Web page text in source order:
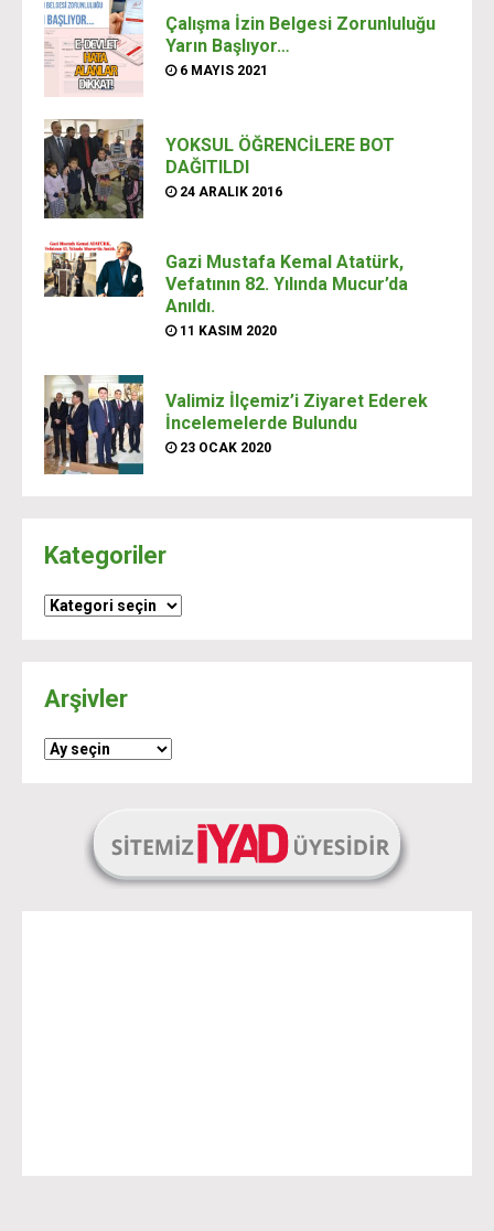
Çalışma İzin Belgesi Zorunluluğu
Yarın Başlıyor…
6 MAYIS 2021
YOKSUL ÖĞRENCİLERE BOT
DAĞITILDI
24 ARALIK 2016
Gazi Mustafa Kemal Atatürk,
Vefatının 82. Yılında Mucur’da
Anıldı.
11 KASIM 2020
Valimiz İlçemiz’i Ziyaret Ederek
İncelemelerde Bulundu
23 OCAK 2020
Kategoriler
Kategoriler
Arşivler
Arşivler